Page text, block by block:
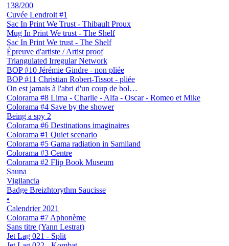
138/200
Cuvée Lendroit #1
Sac In Print We Trust - Thibault Proux
Mug In Print We trust - The Shelf
Sac In Print We trust - The Shelf
Épreuve d'artiste / Artist proof
Triangulated Irregular Network
BOP #10 Jérémie Gindre - non pliée
BOP #11 Christian Robert-Tissot - pliée
On est jamais à l'abri d'un coup de bol…
Colorama #8 Lima - Charlie - Alfa - Oscar - Romeo et Mike
Colorama #4 Save by the shower
Being a spy 2
Colorama #6 Destinations imaginaires
Colorama #1 Quiet scenario
Colorama #5 Gama radiation in Samiland
Colorama #3 Centre
Colorama #2 Flip Book Museum
Sauna
Vigilancia
Badge Breizhtorythm Saucisse
•
Calendrier 2021
Colorama #7 Aphonème
Sans titre (Yann Lestrat)
Jet Lag 021 - Split